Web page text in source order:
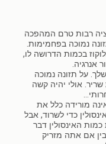
רבות טרם המהפכה
נמוכה בפחמימות.
בכמות הדרושה לו,
אנרגיה.
על תזונה נמוכה
אולי יהיה קשה
מורידה כלל את
כדי לשרוד, אבל
האינסולין דבר
אם אתה מזריק